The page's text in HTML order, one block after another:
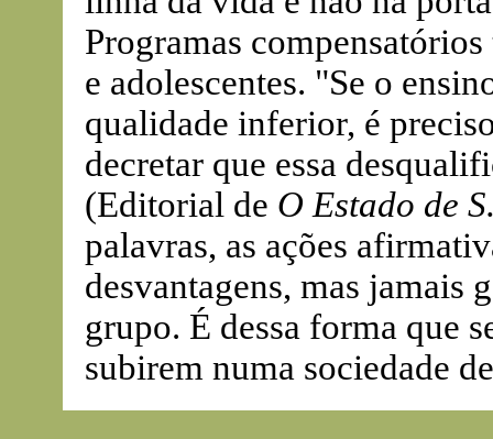
Programas
e adolescentes. "Se o
qualidade inferior, é
decretar que essa
(Editorial de O Estado de
palavras, as ações
desvantagens, mas jamais
grupo. É dessa forma que
subirem numa sociedade